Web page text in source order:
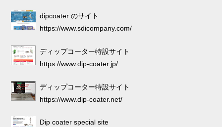
dipcoater のサイト
https://www.sdicompany.com/
ディップコーター特設サイト
https://www.dip-coater.jp/
ディップコーター特設サイト
https://www.dip-coater.net/
Dip coater special site